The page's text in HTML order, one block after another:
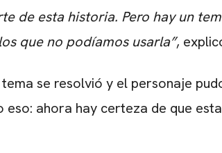
de esta historia. Pero hay un
que no podíamos usarla”,
se resolvió y el personaje
ahora hay certeza de que